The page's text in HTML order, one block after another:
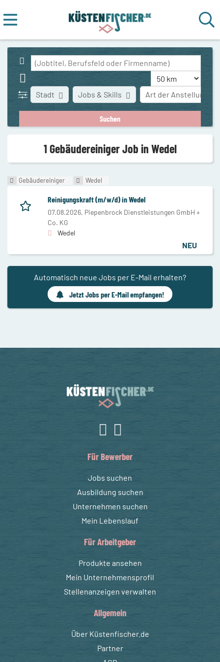
Stadt Art der Anstellung
Jobs & Skills
1 Gebäudereiniger Job in Wedel
Gebäudereiniger Wedel
Reinigungskraft (m/w/d) in Wedel
07.08.2026, Piepenbrock Dienstleistungen GmbH +
Co. KG
Wedel
NEU
Automatisch neue Jobs per E-Mail erhalten?
Jetzt Jobs per E-Mail empfangen!
Für Bewerber
Jobs suchen
Ausbildung suchen
Unternehmen suchen
Mein Lebenslauf
Für Arbeitgeber
Produkte ansehen
Mein Unternehmensprofil
Stellenanzeigen verwalten
Allgemein
Über Küstenfischer.de
Partner